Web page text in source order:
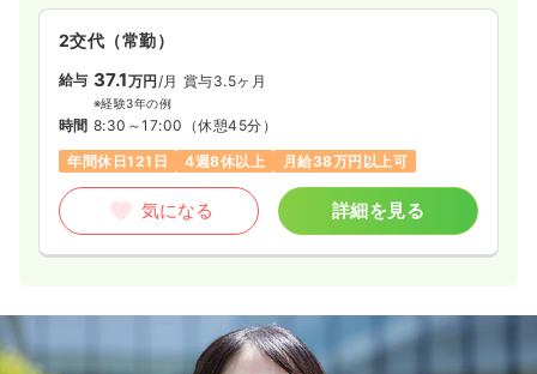
2交代（常勤）
給与 37.1万円/月 賞与3.5ヶ月
※経験3年の例
時間 8:30～17:00 （休憩45分）
年間休日121日
4週8休以上 月給38万円以上可
気になる 詳細を見る